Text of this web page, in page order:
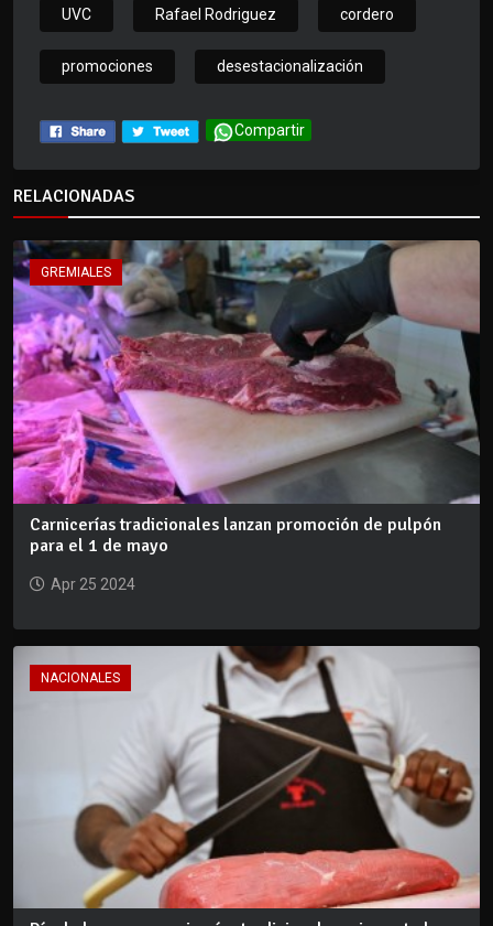
UVC Rafael Rodriguez cordero
promociones desestacionalización
Compartir
RELACIONADAS
GREMIALES
Carnicerías tradicionales lanzan promoción de pulpón
para el 1 de mayo
Apr 25 2024
NACIONALES